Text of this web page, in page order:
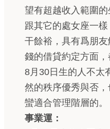
望有超越收入範圍的
跟其它的處女座一
干餘裕，具有爲朋
錢的借貸約定方面，
8月30日生的人不太
然的秩序優秀與否
蠻適合管理階層的。
事業運：